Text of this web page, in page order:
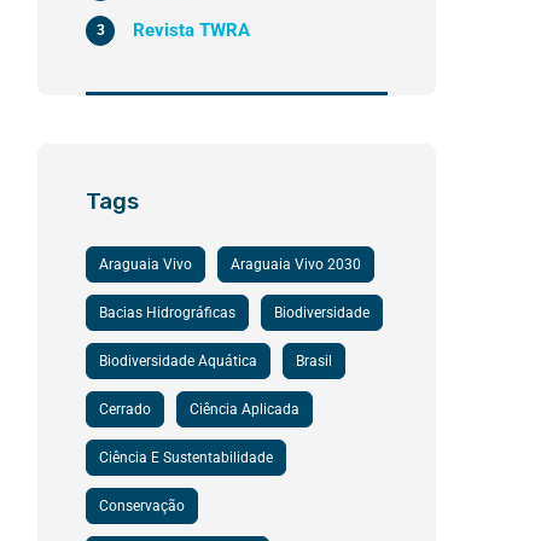
Revista TWRA
3
Tags
Araguaia Vivo Araguaia Vivo 2030
Bacias Hidrográficas Biodiversidade
Biodiversidade Aquática Brasil
Cerrado Ciência Aplicada
Ciência E Sustentabilidade
Conservação